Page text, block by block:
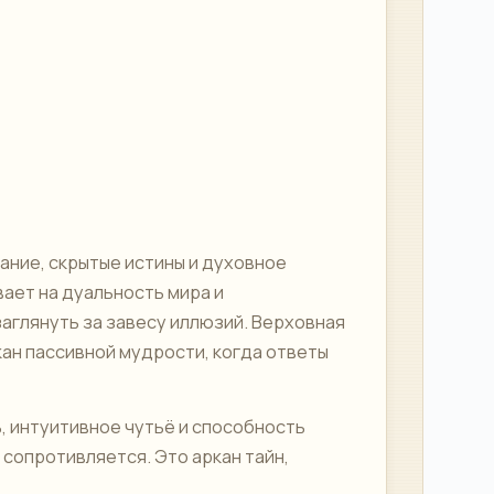
скрытые истины и духовное
на дуальность мира и
за завесу иллюзий. Верховная
пассивной мудрости, когда ответы
чутьё и способность
Это аркан тайн,